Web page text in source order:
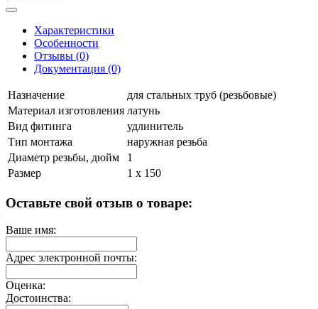
Характеристики
Особенности
Отзывы (0)
Документация (0)
Назначение
для стальных труб (резьбовые)
Материал изготовления латунь
Вид фитинга
удлинитель
Тип монтажа
наружная резьба
Диаметр резьбы, дюйм
1
Размер
1 х 150
Оставьте свой отзыв о товаре:
Ваше имя:
Адрес электронной почты:
Оценка:
Достоинства: